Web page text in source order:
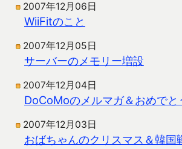
2007年12月06日
WiiFitのこと
2007年12月05日
サーバーのメモリー増設
2007年12月04日
DoCoMoのメルマガ＆おめでと
2007年12月03日
おばちゃんのクリスマス＆韓国